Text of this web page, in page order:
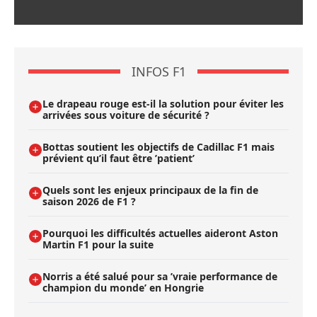
INFOS F1
Le drapeau rouge est-il la solution pour éviter les
arrivées sous voiture de sécurité ?
Bottas soutient les objectifs de Cadillac F1 mais
prévient qu’il faut être ’patient’
Quels sont les enjeux principaux de la fin de
saison 2026 de F1 ?
Pourquoi les difficultés actuelles aideront Aston
Martin F1 pour la suite
Norris a été salué pour sa ’vraie performance de
champion du monde’ en Hongrie